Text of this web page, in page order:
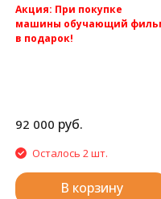
Акция: При покупке
машины обучающий
в подарок!
92 000 руб.
Осталось 2 шт.
В корзину